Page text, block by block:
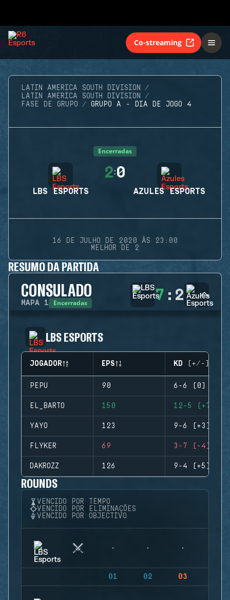
Co-streaming
LATIN AMERICA SOUTH DIVISION
LATIN AMERICA SOUTH DIVISION
FASE DE GRUPO
GRUPO A - DIA DE JOGO 4
Encerradas
LBS ESPORTS
2:0
AZULES ESPORTS
16 DE JULHO DE 2020 ÀS 23:00
MELHOR DE 2
RESUMO DA PARTIDA
CONSULADO
MAPA 1 Encerradas 7 : 2
LBS ESPORTS
JOGADOR EPS KD (+/-)
PEPU 90 6-6 (0)
EL_BARTO 150 12-5 (+7)
YAYO 123 9-6 (+3)
FLYKER 69 3-7 (-4)
DAKROZZ 126 9-4 (+5)
ROUNDS
VENCIDO POR TEMPO
VENCIDO POR ELIMINAÇÕES
VENCIDO POR OBJECTIVO
01 02 03